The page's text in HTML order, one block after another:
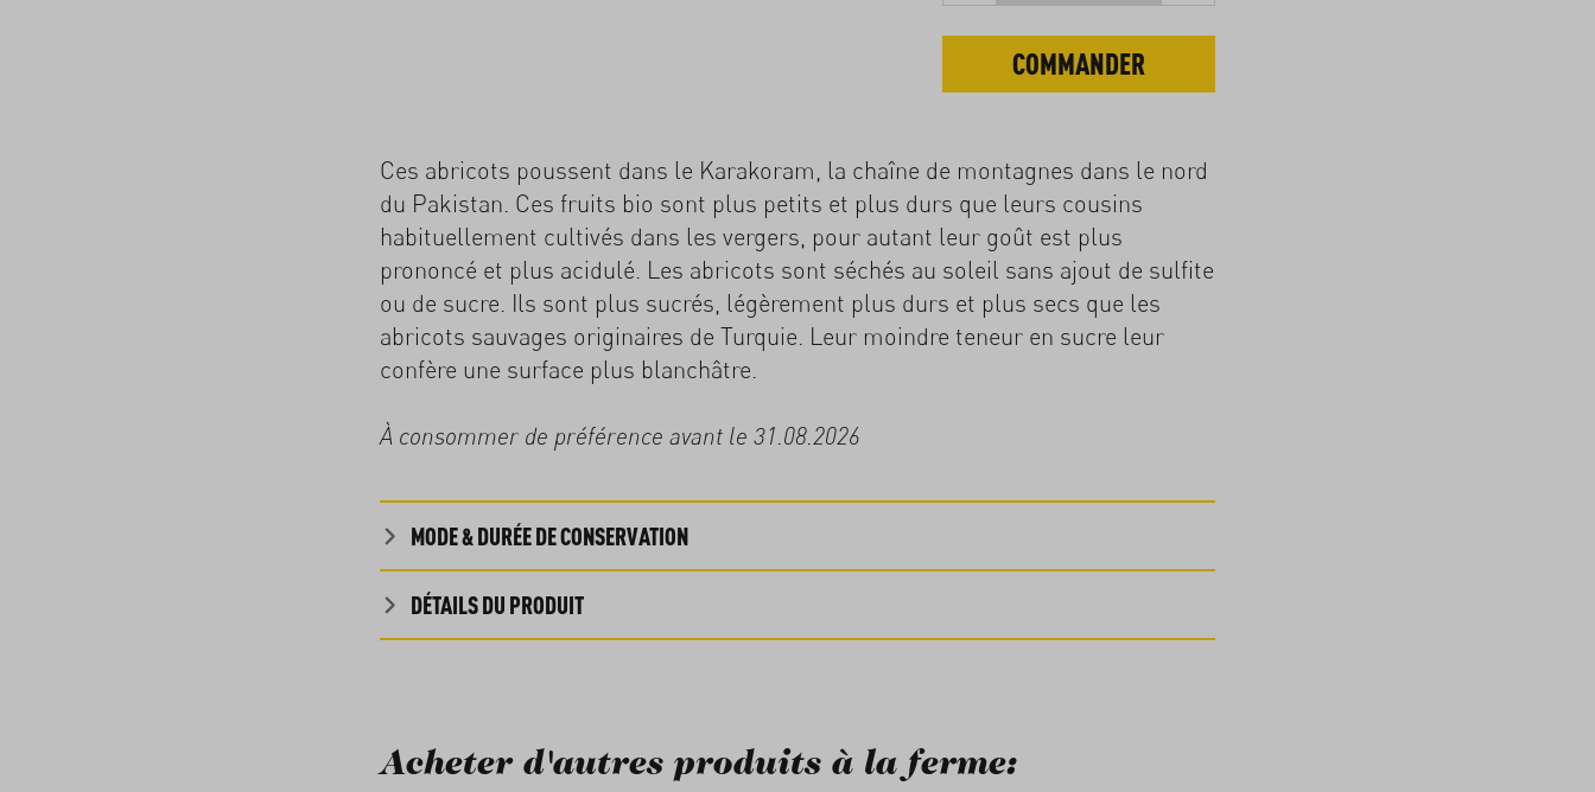
COMMANDER
Ces abricots poussent dans le Karakoram, la chaîne de montagnes dans le nord
du Pakistan. Ces fruits bio sont plus petits et plus durs que leurs cousins
habituellement cultivés dans les vergers, pour autant leur goût est plus
prononcé et plus acidulé. Les abricots sont séchés au soleil sans ajout de sulfite
ou de sucre. Ils sont plus sucrés, légèrement plus durs et plus secs que les
abricots sauvages originaires de Turquie. Leur moindre teneur en sucre leur
confère une surface plus blanchâtre.
À consommer de préférence avant le 31.08.2026
MODE & DURÉE DE CONSERVATION
DÉTAILS DU PRODUIT
Acheter d'autres produits à la ferme: